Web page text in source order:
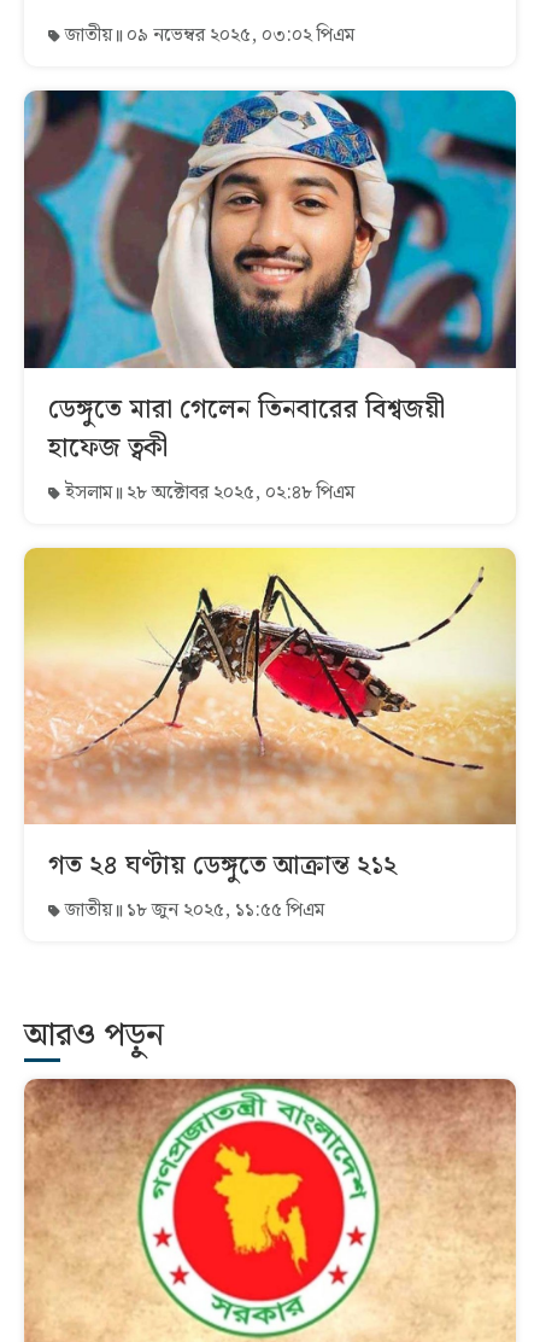
জাতীয় ০৯ নভেম্বর ২০২৫, ০৩:০২ পিএম
ডেঙ্গুতে মারা গেলেন তিনবারের বিশ্বজয়ী
হাফেজ ত্বকী
ইসলাম ২৮ অক্টোবর ২০২৫, ০২:৪৮ পিএম
গত ২৪ ঘণ্টায় ডেঙ্গুতে আক্রান্ত ২১২
জাতীয় ১৮ জুন ২০২৫, ১১:৫৫ পিএম
আরও পড়ুন